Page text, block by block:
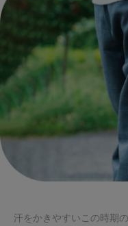
汗をかきやすいこの時期